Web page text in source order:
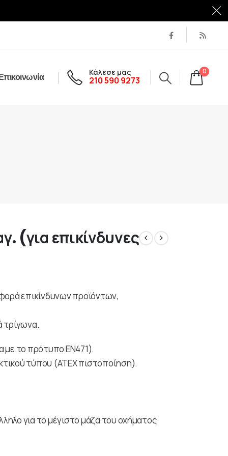
Κάλεσε μας
210 590 9273
0
(για επικίνδυνες
επικίνδυνων προϊόντων,
τρίγωνα.
με το πρότυπο EN471).
τύπου (ΑΤΕΧ πιστοποίηση).
για το μέγιστο μάζα του οχήματος